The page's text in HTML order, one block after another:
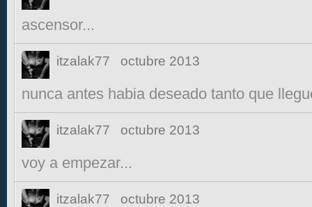
ascensor...
itzalak77 octubre 2013
nunca antes habia deseado tanto que
itzalak77 octubre 2013
voy a empezar...
itzalak77 octubre 2013